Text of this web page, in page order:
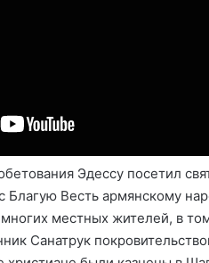
Эдессу посетил
Благую Весть армянскому
местных жителей, в
Санатрук